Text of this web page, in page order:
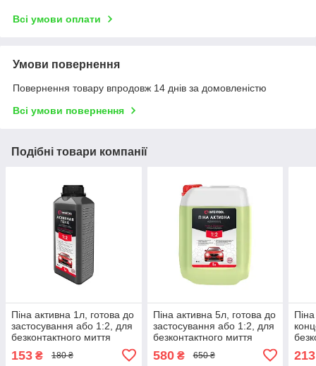
Всі умови оплати
Умови повернення
Повернення товару впродовж 14 днів за домовленістю
Всі умови повернення
Подібні товари компанії
Піна активна 1л, готова до
застосування або 1:2, для
безконтактного миття
апаратом високого тиску
INTERTOOL
153 ₴ 180 ₴
Піна активна 5л, готова до
застосування або 1:2, для
безконтактного миття
апаратом високого тиску
INTERTOOL
580₴ 650 ₴ 213